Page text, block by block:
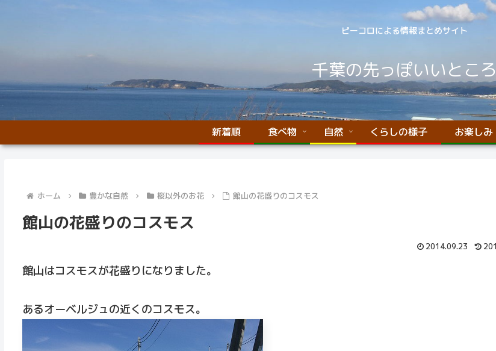
ピーコロによる情報まとめサイト
千葉の先っぽいいところ
新着順 食べ物 自然 くらしの様子 お楽しみ
ホーム 豊かな自然 桜以外のお花 館山の花盛りのコスモス
館山の花盛りのコスモス
2014.09.23
館山はコスモスが花盛りになりました。
あるオーベルジュの近くのコスモス。